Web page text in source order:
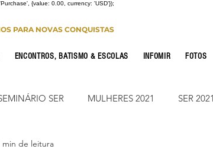
{value: 0.00, currency: 'USD'});
PARA NOVAS CONQUISTAS
ENCONTROS, BATISMO & ESCOLAS INFOMIR FOTOS
SER MULHERES 2021 SER 2021
min de leitura